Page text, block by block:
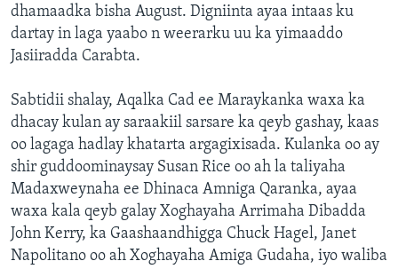
dhamaadka bisha August. Digniinta ayaa intaas ku
dartay in laga yaabo n weerarku uu ka yimaaddo
Jasiiradda Carabta.
Sabtidii shalay, Aqalka Cad ee Maraykanka waxa ka
dhacay kulan ay saraakiil sarsare ka qeyb gashay, kaas
oo lagaga hadlay khatarta argagixisada. Kulanka oo ay
shir guddoominaysay Susan Rice oo ah la taliyaha
Madaxweynaha ee Dhinaca Amniga Qaranka, ayaa
waxa kala qeyb galay Xoghayaha Arrimaha Dibadda
John Kerry, ka Gaashaandhigga Chuck Hagel, Janet
Napolitano oo ah Xoghayaha Amiga Gudaha, iyo waliba